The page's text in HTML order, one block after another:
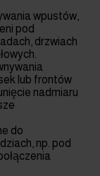
wpustów,
pod
drzwiach
lub frontów
nadmiaru
do
np. pod